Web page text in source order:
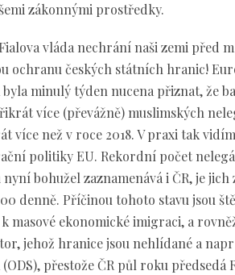
zákonnými prostředky.
vláda nechrání naši zemi před
ochranu českých státních hranic!
byla minulý týden nucena přiznat, že
více (převážně) muslimských
více než v roce 2018. V praxi tak
politiky EU. Rekordní počet
bohužel zaznamenává i ČR, je
denně. Příčinou tohoto stavu jsou
masové ekonomické imigraci, a
jehož hranice jsou nehlídané a
přestože ČR půl roku předsedá